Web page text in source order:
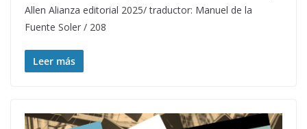
Allen Alianza editorial 2025/ traductor: Manuel de la
Fuente Soler / 208
Leer más